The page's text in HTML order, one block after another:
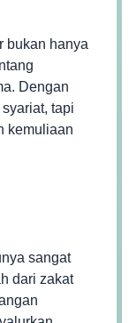
bukan hanya
Dengan
tapi
kemuliaan
sangat
dari zakat